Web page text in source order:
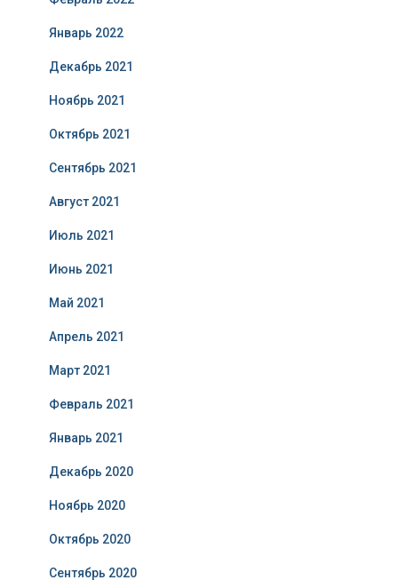
Январь 2022
Декабрь 2021
Ноябрь 2021
Октябрь 2021
Сентябрь 2021
Август 2021
Июль 2021
Июнь 2021
Май 2021
Апрель 2021
Март 2021
Февраль 2021
Январь 2021
Декабрь 2020
Ноябрь 2020
Октябрь 2020
Сентябрь 2020